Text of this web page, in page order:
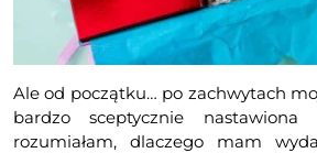
Ale od początku… po zachwytach
bardzo sceptycznie
rozumiałam, dlaczego mam